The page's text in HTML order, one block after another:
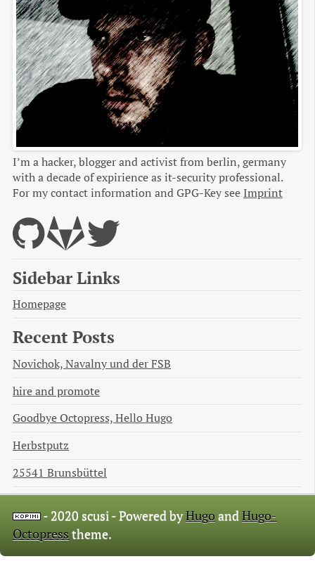
I’m a hacker, blogger and activist from berlin, germany
with a decade of expirience as it-security professional.
For my contact information and GPG-Key see Imprint
Sidebar Links
Homepage
Recent Posts
Novichok, Navalny und der FSB
hire and promote
Goodbye Octopress, Hello Hugo
Herbstputz
25541 Brunsbüttel
- 2020 scusi -Powered byHugoandHugo-
Octopress theme.